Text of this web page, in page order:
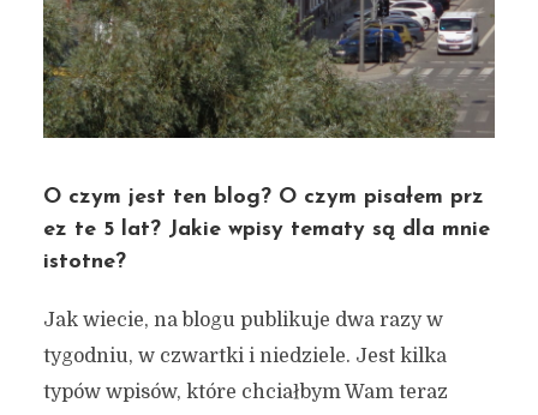
Piąte urodziny bloga!
Statystyki, o czym pisałem,
O czym jest ten blog? O czym pisałem prz
ez te 5 lat? Jakie wpisy tematy są dla mnie
istotne?
Jak wiecie, na blogu publikuje dwa razy w
tygodniu, w czwartki i niedziele. Jest kilka
typów wpisów, które chciałbym Wam teraz